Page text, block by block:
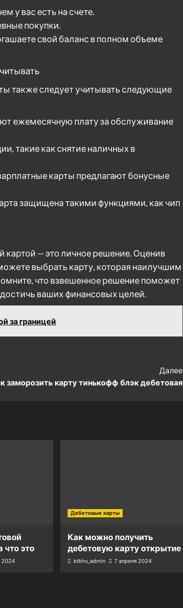
у вас есть на счете.
покупки.
свой баланс в полном объеме
также следует учитывать следующие
ежемесячную плату за обслуживание
такие как снятие наличных в
карты предлагают бонусные
защищена такими функциями, как чип
— это личное решение. Оценив
выбрать карту, которая наилучшим
что взвешенное решение поможет
ваших финансовых целей.
за границей
Далее
заморозить карту тинькофф блэк дебетовая
что это
2024
Дебетовые карты
Как можно получить
дебетовую карту открытие
btkhv_admin 7 апреля 2024